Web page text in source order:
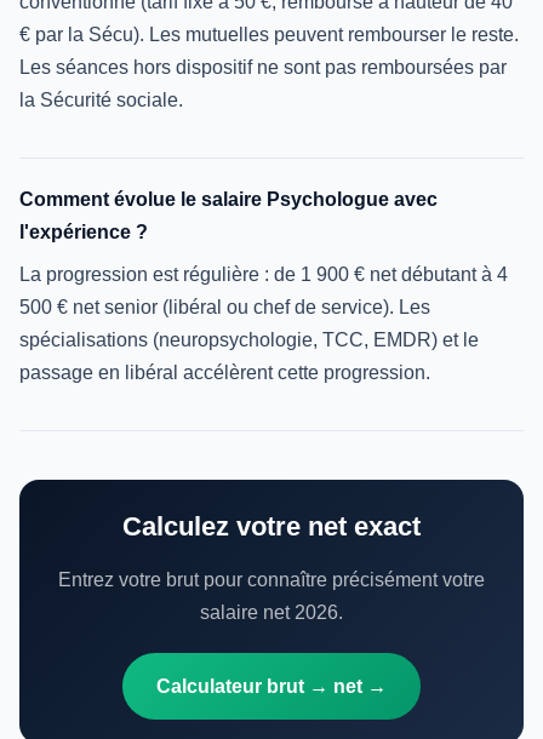
€ par la Sécu). Les mutuelles peuvent rembourser le reste.
Les séances hors dispositif ne sont pas remboursées par
la Sécurité sociale.
Comment évolue le salaire Psychologue avec
l'expérience ?
La progression est régulière : de 1 900 € net débutant à 4
500 € net senior (libéral ou chef de service). Les
spécialisations (neuropsychologie, TCC, EMDR) et le
passage en libéral accélèrent cette progression.
Calculez votre net exact
Entrez votre brut pour connaître précisément votre
salaire net 2026.
Calculateur brut → net →